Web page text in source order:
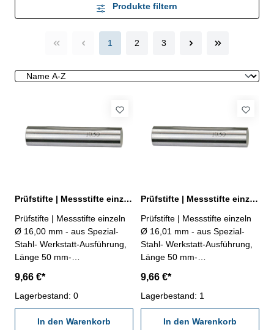
Produkte filtern
1 2 3
Prüfstifte | Messstifte einzeln Ø 16,00 mm ± 0,002 mm
Prüfstifte | Messstifte einzeln
Ø 16,00 mm - aus Spezial-
Stahl- Werkstatt-Ausführung,
Länge 50 mm-
Behältnis Abmessung: Ø
16,00 mm
9,66 €*
Lagerbestand: 0
In den Warenkorb
Prüfstifte | Messstifte einzeln Ø 16,01 mm ± 0,002 mm
Prüfstifte | Messstifte einzeln
Ø 16,01 mm - aus Spezial-
Stahl- Werkstatt-Ausführung,
Länge 50 mm-
Behältnis Abmessung: Ø
16,01 mm
9,66 €*
Lagerbestand: 1
In den Warenkorb